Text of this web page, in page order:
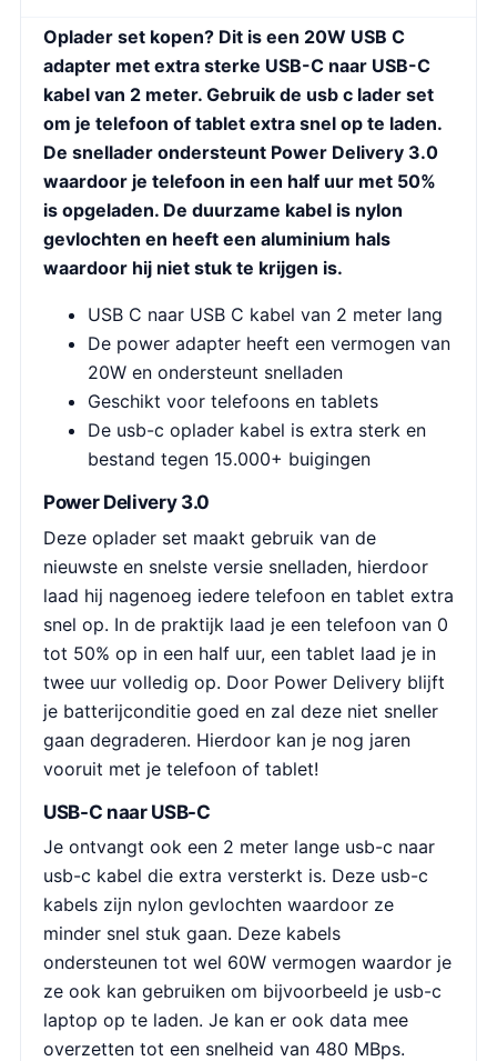
Oplader set kopen? Dit is een 20W USB C
adapter met extra sterke USB-C naar USB-C
kabel van 2 meter. Gebruik de usb c lader set
om je telefoon of tablet extra snel op te laden.
De snellader ondersteunt Power Delivery 3.0
waardoor je telefoon in een half uur met 50%
is opgeladen. De duurzame kabel is nylon
gevlochten en heeft een aluminium hals
waardoor hij niet stuk te krijgen is.
USB C naar USB C kabel van 2 meter lang
De power adapter heeft een vermogen van
20W en ondersteunt snelladen
Geschikt voor telefoons en tablets
De usb-c oplader kabel is extra sterk en
bestand tegen 15.000+ buigingen
Power Delivery 3.0
Deze oplader set maakt gebruik van de
nieuwste en snelste versie snelladen, hierdoor
laad hij nagenoeg iedere telefoon en tablet extra
snel op. In de praktijk laad je een telefoon van 0
tot 50% op in een half uur, een tablet laad je in
twee uur volledig op. Door Power Delivery blijft
je batterijconditie goed en zal deze niet sneller
gaan degraderen. Hierdoor kan je nog jaren
vooruit met je telefoon of tablet!
USB-C naar USB-C
Je ontvangt ook een 2 meter lange usb-c naar
usb-c kabel die extra versterkt is. Deze usb-c
kabels zijn nylon gevlochten waardoor ze
minder snel stuk gaan. Deze kabels
ondersteunen tot wel 60W vermogen waardor je
ze ook kan gebruiken om bijvoorbeeld je usb-c
laptop op te laden. Je kan er ook data mee
overzetten tot een snelheid van 480 MBps.